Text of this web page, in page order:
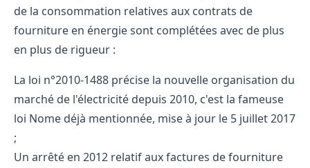
de la consommation relatives aux contrats de
fourniture en énergie sont complétées avec de plus
en plus de rigueur :
La loi n°2010-1488 précise la nouvelle organisation du
marché de l'électricité depuis 2010, c'est la fameuse
loi Nome déjà mentionnée, mise à jour le 5 juillet 2017
;
Un arrêté en 2012 relatif auxfactures de fourniture